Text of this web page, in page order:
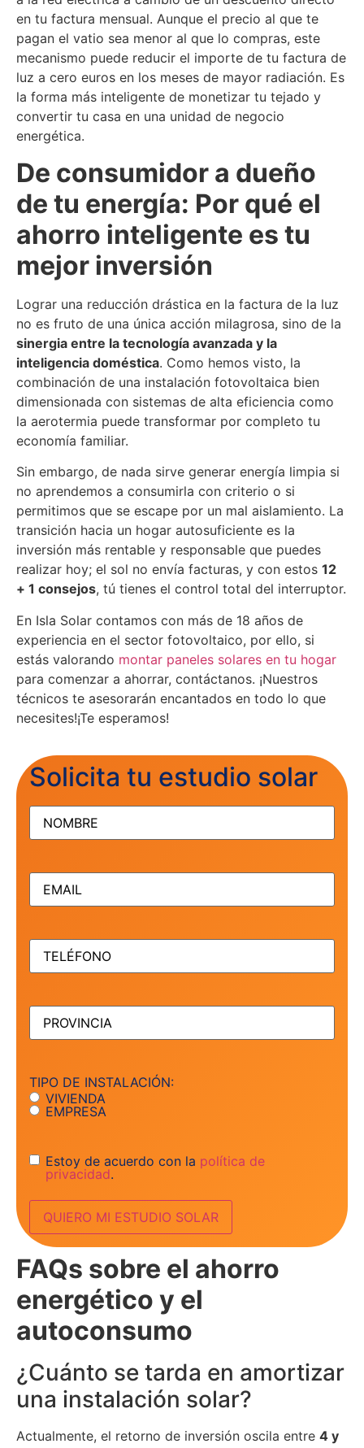
en tu factura mensual. Aunque el precio al que te
pagan el vatio sea menor al que lo compras, este
mecanismo puede reducir el importe de tu factura de
luz a cero euros en los meses de mayor radiación. Es
la forma más inteligente de monetizar tu tejado y
convertir tu casa en una unidad de negocio
energética.
De consumidor a dueño
de tu energía: Por qué el
ahorro inteligente es tu
mejor inversión
Lograr una reducción drástica en la factura de la luz
no es fruto de una única acción milagrosa, sino de la
sinergia entre la tecnología avanzada y la
inteligencia doméstica. Como hemos visto, la
combinación de una instalación fotovoltaica bien
dimensionada con sistemas de alta eficiencia como
la aerotermia puede transformar por completo tu
economía familiar.
Sin embargo, de nada sirve generar energía limpia si
no aprendemos a consumirla con criterio o si
permitimos que se escape por un mal aislamiento. La
transición hacia un hogar autosuficiente es la
inversión más rentable y responsable que puedes
realizar hoy; el sol no envía facturas, y con estos 12
+ 1 consejos, tú tienes el control total del interruptor.
En Isla Solar contamos con más de 18 años de
experiencia en el sector fotovoltaico, por ello, si
estás valorando montar paneles solares en tu hogar
para comenzar a ahorrar, contáctanos. ¡Nuestros
técnicos te asesorarán encantados en todo lo que
necesites!¡Te esperamos!
Solicita tu estudio solar
NOMBRE(Obligatorio)
EMAIL(Obligatorio)
TELÉFONO(Obligatorio)
PROVINCIA (Obligatorio)
TIPO DE INSTALACIÓN:
VIVIENDA
EMPRESA
Consentimiento
Estoy de acuerdo con la política de
privacidad.
FAQs sobre el ahorro
energético y el
autoconsumo
¿Cuánto se tarda en amortizar
una instalación solar?
Actualmente, el retorno de inversión oscila entre 4 y